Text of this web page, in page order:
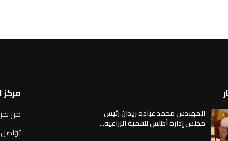
المهندس محمد عباده زيدان رئيس
مجلس إدارة أطلس للتنمية الزراعية...
من